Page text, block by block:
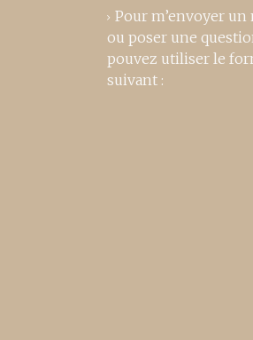
Pour m’envoyer un
ou poser une
pouvez utiliser le
suivant :